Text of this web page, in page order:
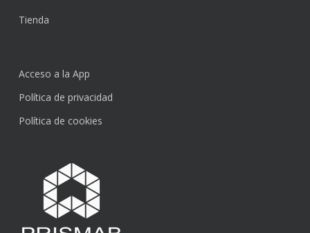
Tienda
Acceso a la App
Política de privacidad
Política de cookies